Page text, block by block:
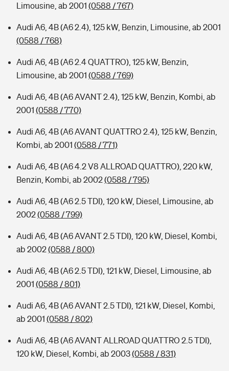
Limousine, ab 2001 (0588 / 767)
Audi A6, 4B (A6 2.4), 125 kW, Benzin, Limousine, ab 2001
(0588 / 768)
Audi A6, 4B (A6 2.4 QUATTRO), 125 kW, Benzin,
Limousine, ab 2001 (0588 / 769)
Audi A6, 4B (A6 AVANT 2.4), 125 kW, Benzin, Kombi, ab
2001 (0588 / 770)
Audi A6, 4B (A6 AVANT QUATTRO 2.4), 125 kW, Benzin,
Kombi, ab 2001 (0588 / 771)
Audi A6, 4B (A6 4.2 V8 ALLROAD QUATTRO), 220 kW,
Benzin, Kombi, ab 2002(0588 / 795)
Audi A6, 4B (A6 2.5 TDI), 120 kW, Diesel, Limousine, ab
2002(0588 / 799)
Audi A6, 4B (A6 AVANT 2.5 TDI), 120 kW, Diesel, Kombi,
ab 2002(0588 / 800)
Audi A6, 4B (A6 2.5 TDI), 121 kW, Diesel, Limousine, ab
2001 (0588 / 801)
Audi A6, 4B (A6 AVANT 2.5 TDI), 121 kW, Diesel, Kombi,
ab 2001 (0588 / 802)
Audi A6, 4B (A6 AVANT ALLROAD QUATTRO 2.5 TDI),
120 kW, Diesel, Kombi, ab 2003(0588 / 831)